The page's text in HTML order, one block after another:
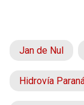
Jan de Nul
Hidrovía